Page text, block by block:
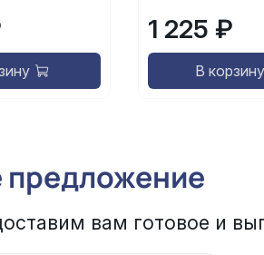
1 225 ₽
В корзину
предложение
вам готовое и